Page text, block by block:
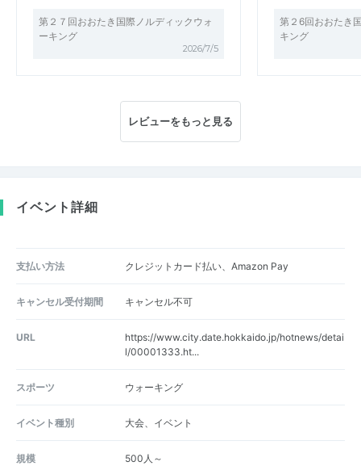
第２７回おおたき国際ノルディックウォ
ーキング
2026/7/5
第２6回おおたき
キング
レビューをもっと見る
イベント詳細
支払い方法 クレジットカード払い、Amazon Pay
キャンセル受付期間 キャンセル不可
URL
https://www.city.date.hokkaido.jp/hotnews/detai
l/00001333.ht...
スポーツ ウォーキング
イベント種別 大会、イベント
規模 500人～